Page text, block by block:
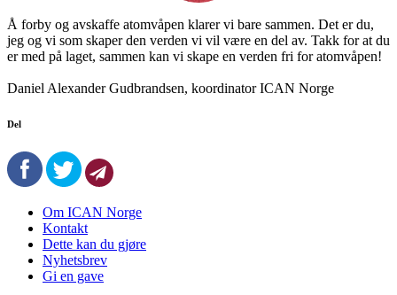
Å forby og avskaffe atomvåpen klarer vi bare sammen. Det er du,
jeg og vi som skaper den verden vi vil være en del av. Takk for at du
er med på laget, sammen kan vi skape en verden fri for atomvåpen!
Daniel Alexander Gudbrandsen, koordinator ICAN Norge
Del
Om ICAN Norge
Kontakt
Dette kan du gjøre
Nyhetsbrev
Gi en gave